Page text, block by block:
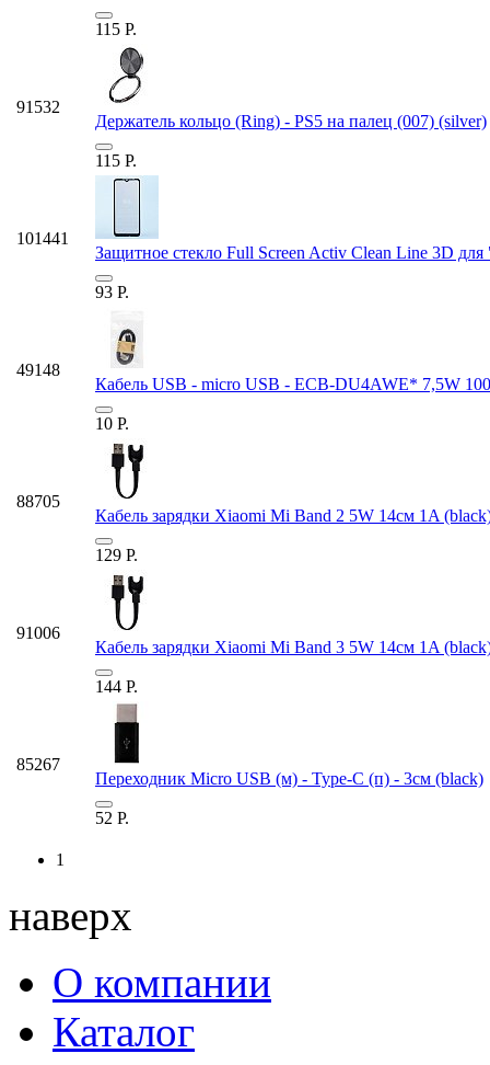
115 Р.
91532
Держатель кольцо (Ring) - PS5 на палец (007) (silver)
115 Р.
101441
Защитное стекло Full Screen Activ Clean Line 3D
93 Р.
49148
Кабель USB - micro USB - ECB-DU4AWE* 7,5W
10 Р.
88705
Кабель зарядки Xiaomi Mi Band 2 5W 14см 1A
129 Р.
91006
Кабель зарядки Xiaomi Mi Band 3 5W 14см 1A
144 Р.
85267
Переходник Micro USB (м) - Type-C (п) - 3см (black)
52 Р.
1
наверх
О компании
Каталог